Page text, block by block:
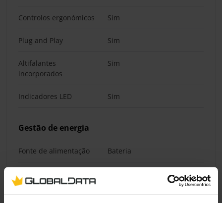
Controlos ergonómicos Sim
Plug and Play Sim
Altifalantes
incorporados
Sim
Indicadores LED Sim
Gestão de energia
Fonte de alimentação Bateria